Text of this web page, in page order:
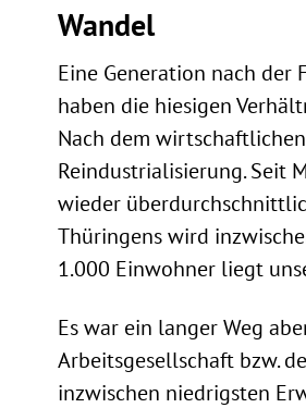
Wandel
Eine Generation nach
haben die hiesigen
Nach dem
Reindustrialisierung. Seit
wieder
Thüringens wird
1.000 Einwohner liegt
Es war ein langer Weg
Arbeitsgesellschaft bzw.
inzwischen niedrigsten